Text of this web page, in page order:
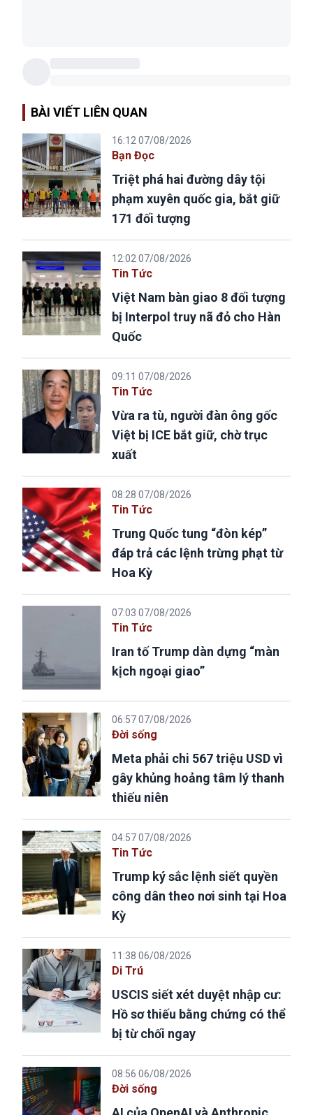
BÀI VIẾT LIÊN QUAN
16:12 07/08/2026
Bạn Đọc
Triệt phá hai đường dây tội
phạm xuyên quốc gia, bắt giữ
171 đối tượng
12:02 07/08/2026
Tin Tức
Việt Nam bàn giao 8 đối tượng
bị Interpol truy nã đỏ cho Hàn
Quốc
09:11 07/08/2026
Tin Tức
Vừa ra tù, người đàn ông gốc
Việt bị ICE bắt giữ, chờ trục
xuất
08:28 07/08/2026
Tin Tức
Trung Quốc tung “đòn kép”
đáp trả các lệnh trừng phạt từ
Hoa Kỳ
07:03 07/08/2026
Tin Tức
Iran tố Trump dàn dựng “màn
kịch ngoại giao”
06:57 07/08/2026
Đời sống
Meta phải chi 567 triệu USD vì
gây khủng hoảng tâm lý thanh
thiếu niên
04:57 07/08/2026
Tin Tức
Trump ký sắc lệnh siết quyền
công dân theo nơi sinh tại Hoa
Kỳ
11:38 06/08/2026
Di Trú
USCIS siết xét duyệt nhập cư:
Hồ sơ thiếu bằng chứng có thể
bị từ chối ngay
08:56 06/08/2026
Đời sống